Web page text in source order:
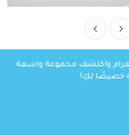
واكتشف مجموعة واسعة
خصيصًا لكِ!